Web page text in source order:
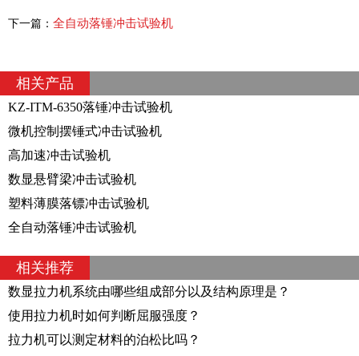
下一篇： 全自动落锤冲击试验机
相关产品
KZ-ITM-6350落锤冲击试验机
微机控制摆锤式冲击试验机
高加速冲击试验机
数显悬臂梁冲击试验机
塑料薄膜落镖冲击试验机
全自动落锤冲击试验机
相关推荐
数显拉力机系统由哪些组成部分以及结构原理是？
使用拉力机时如何判断屈服强度？
拉力机可以测定材料的泊松比吗？